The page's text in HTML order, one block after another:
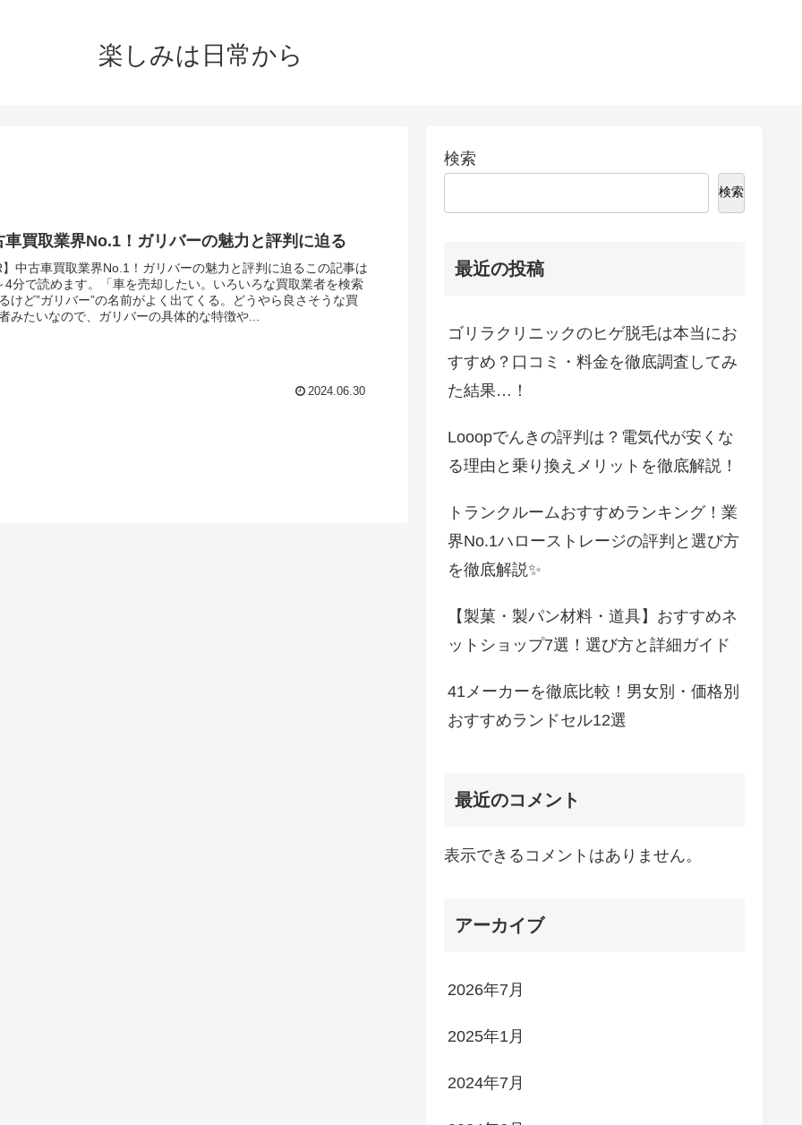
楽しみは日常から
車買取業界No.1！ガリバーの魅力と評判に迫る
】中古車買取業界No.1！ガリバーの魅力と評判に迫るこの記事は
4分で読めます。「車を売却したい。いろいろな買取業者を検索
けど”ガリバー”の名前がよく出てくる。どうやら良さそうな買
みたいなので、ガリバーの具体的な特徴や...
2024.06.30
検索
検索
最近の投稿
ゴリラクリニックのヒゲ脱毛は本当にお
すすめ？口コミ・料金を徹底調査してみ
た結果…！
Looopでんきの評判は？電気代が安くな
る理由と乗り換えメリットを徹底解説！
トランクルームおすすめランキング！業
界No.1ハローストレージの評判と選び方
を徹底解説✨
【製菓・製パン材料・道具】おすすめネ
ットショップ7選！選び方と詳細ガイド
41メーカーを徹底比較！男女別・価格別
おすすめランドセル12選
最近のコメント
表示できるコメントはありません。
アーカイブ
2026年7月
2025年1月
2024年7月